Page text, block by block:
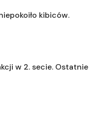
kibiców.
w 2. secie. Ostatnie